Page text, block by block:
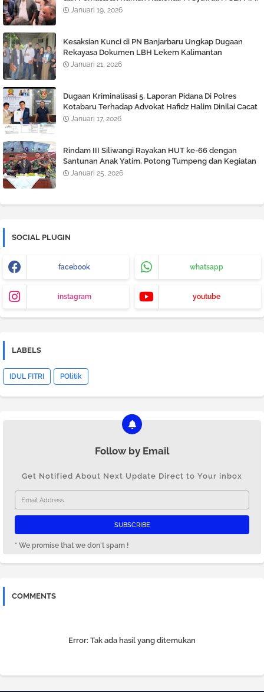
Angkat bicara Terkait Berlaku nya KUHP dan KUHAP
Januari 19, 2026
Kesaksian Kunci di PN Banjarbaru Ungkap Dugaan
Rekayasa Dokumen LBH Lekem Kalimantan
Januari 21, 2026
Dugaan Kriminalisasi 5, Laporan Pidana Di Polres
Kotabaru Terhadap Advokat Hafidz Halim Dinilai Cacat
Hukum
Januari 17, 2026
Rindam III Siliwangi Rayakan HUT ke-66 dengan
Santunan Anak Yatim, Potong Tumpeng dan Kegiatan
Tril Adventure
Januari 25, 2026
SOCIAL PLUGIN
facebook whatsapp
instagram youtube
LABELS
IDUL FITRI POlitik
Follow by Email
Get Notified About Next Update Direct to Your inbox
* We promise that we don't spam !
COMMENTS
Error: Tak ada hasil yang ditemukan